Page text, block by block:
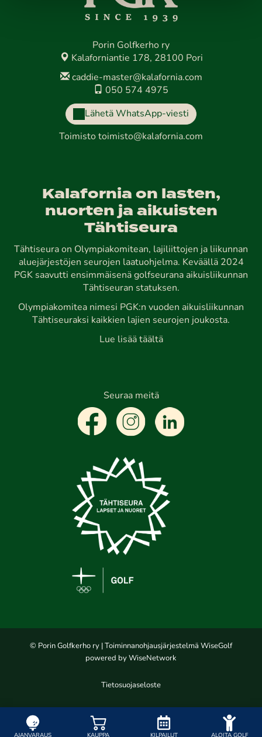
AJANVARAUS KAUPPA KILPAILUT ALOITA GOLF
Porin Golfkerho ry
Kalaforniantie 178, 28100 Pori
caddie-master@kalafornia.com
050 574 4975
Lähetä WhatsApp-viesti
Toimisto toimisto@kalafornia.com
Kalafornia on lasten,
nuorten ja aikuisten
Tähtiseura
Tähtiseura on Olympiakomitean, lajiliittojen ja liikunnan
aluejärjestöjen seurojen laatuohjelma. Keväällä 2024
PGK saavutti ensimmäisenä golfseurana aikuisliikunnan
Tähtiseuran statuksen.
Olympiakomitea nimesi PGK:n vuoden aikuisliikunnan
Tähtiseuraksi kaikkien lajien seurojen joukosta.
Lue lisää täältä
Seuraa meitä
© Porin Golfkerho ry | Toiminnanohjausjärjestelmä WiseGolf
powered by WiseNetwork
Tietosuojaseloste